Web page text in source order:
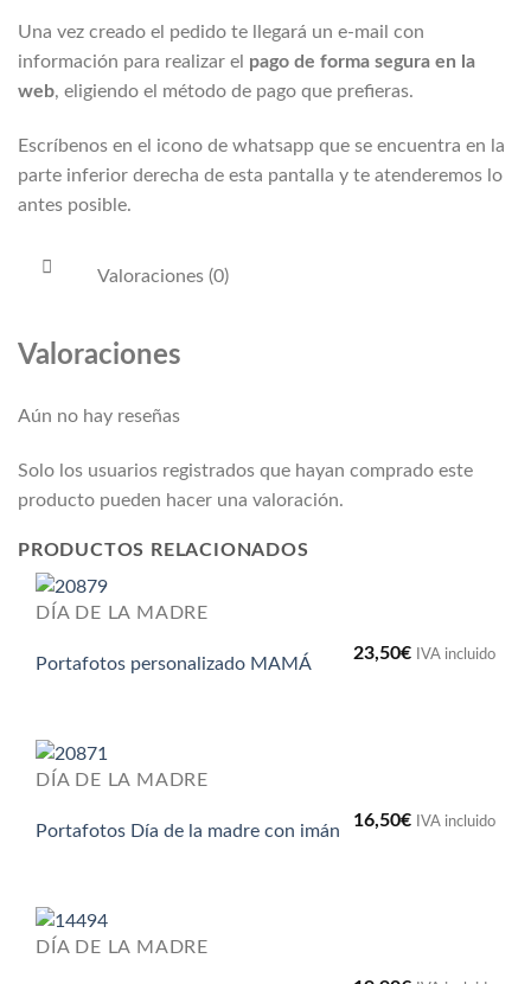
Una vez creado el pedido te llegará un e-mail con
información para realizar el pago de forma segura en la
web, eligiendo el método de pago que prefieras.
Escríbenos en el icono de whatsapp que se encuentra en la
parte inferior derecha de esta pantalla y te atenderemos lo
antes posible.
Valoraciones (0)
Valoraciones
Aún no hay reseñas
Solo los usuarios registrados que hayan comprado este
producto pueden hacer una valoración.
PRODUCTOS RELACIONADOS
DÍA DE LA MADRE
Portafotos personalizado MAMÁ
23,50€ IVA incluido
DÍA DE LA MADRE
Portafotos Día de la madre con imán
16,50€ IVA incluido
DÍA DE LA MADRE